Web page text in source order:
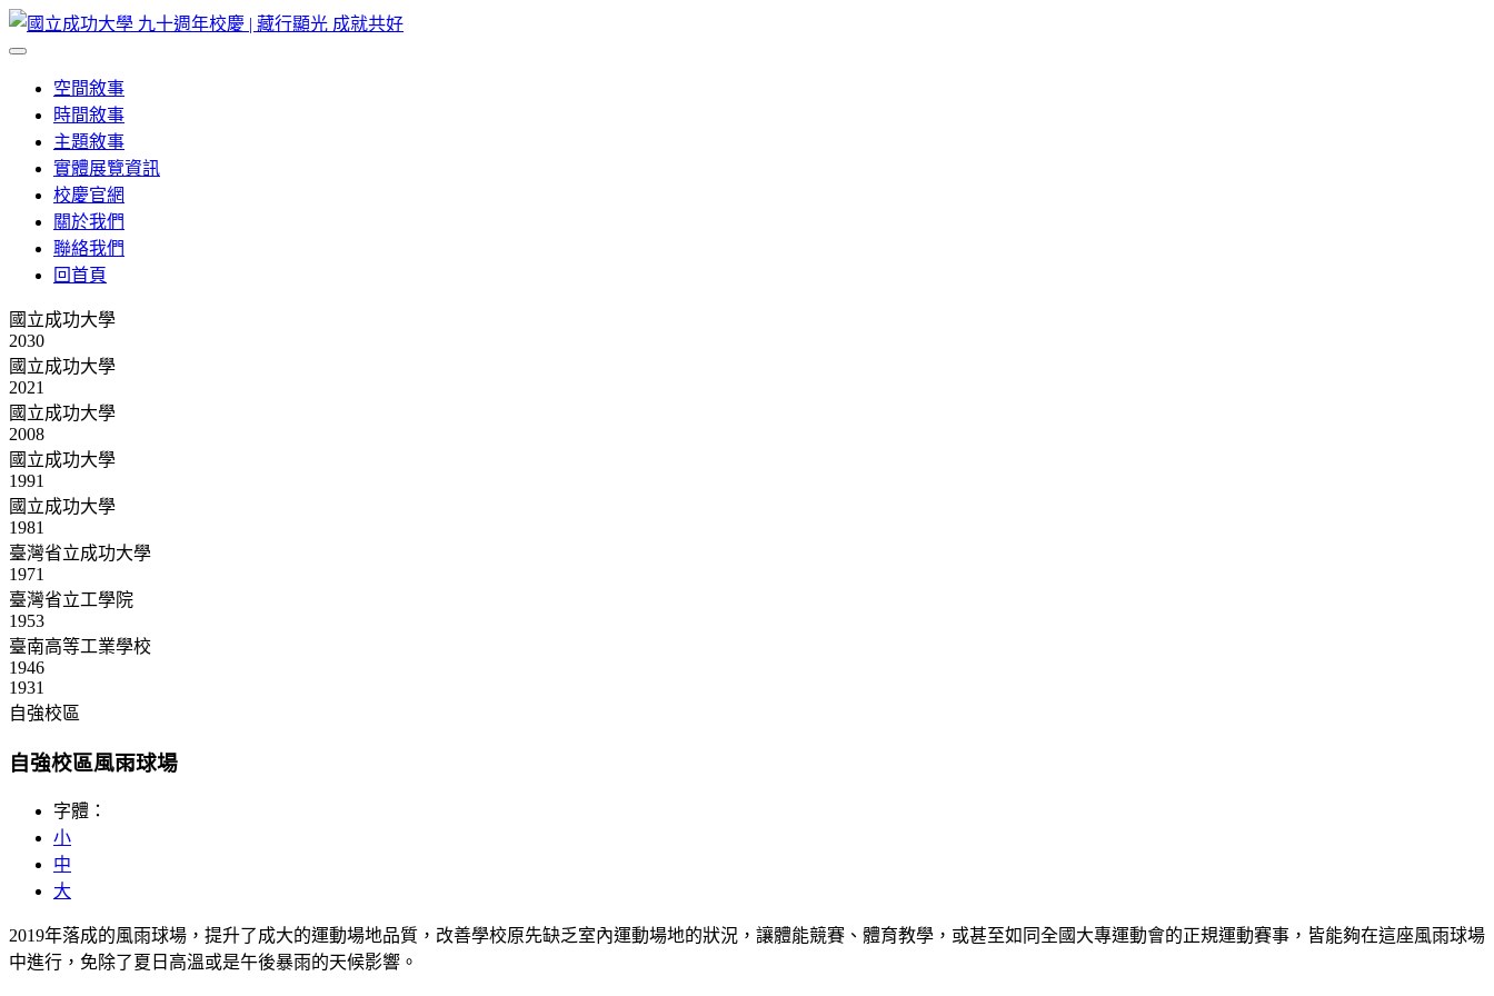
空間敘事
時間敘事
主題敘事
實體展覽資訊
校慶官網
關於我們
聯絡我們
回首頁
國立成功大學
2030
國立成功大學
2021
國立成功大學
2008
國立成功大學
1991
國立成功大學
1981
臺灣省立成功大學
1971
臺灣省立工學院
1953
臺南高等工業學校
1946
1931
自強校區
自強校區風雨球場
字體：
小
中
大
2019年落成的風雨球場，提升了成大的運動場地品質，改善學校原先缺乏室內運動場地的狀況，讓體能競賽、體育教學，或甚至如同全國大專運動會的正規運動賽事，皆能夠在這座風雨球場
中進行，免除了夏日高溫或是午後暴雨的天候影響。